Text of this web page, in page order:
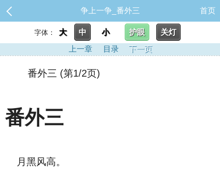
争上一争_番外三 首页
字体： 大 中 小 护眼
关灯
上一章
目录 下一页
番外三 (第1/2页)
番外三
月黑风高。